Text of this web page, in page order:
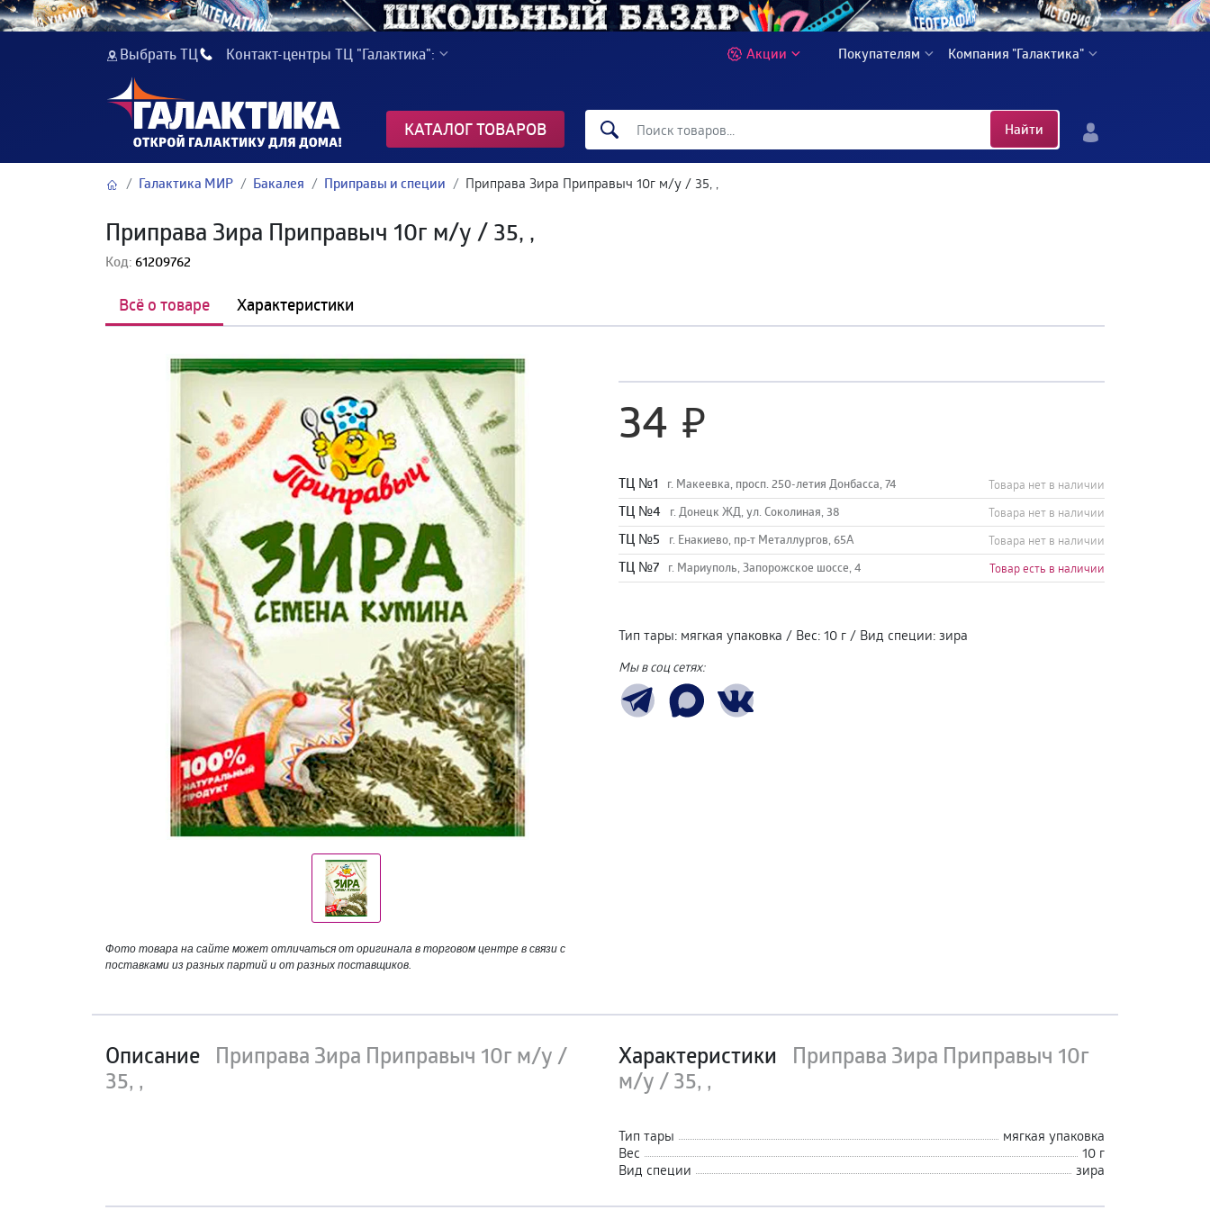
Выбрать ТЦ Контакт-центры ТЦ "Галактика": Акции Покупателям Компания "Галактика"
КАТАЛОГ ТОВАРОВ Найти
Галактика МИР Бакалея Приправы и специи Приправа Зира Приправыч 10г м/у / 35, ,
Приправа Зира Приправыч 10г м/у / 35, ,
Код: 61209762
Всё о товаре Характеристики
Фото товара на сайте может отличаться от оригинала в торговом центре в связи с
поставками из разных партий и от разных поставщиков.
34
TЦ №1 г. Макеевка, просп. 250-летия Донбасса, 74 Товара нет в наличии
TЦ №4 г. Донецк ЖД, ул. Соколиная, 38 Товара нет в наличии
TЦ №5 г. Енакиево, пр-т Металлургов, 65А Товара нет в наличии
ТЦ №7 г. Мариуполь, Запорожское шоссе, 4 Товар есть в наличии
Тип тары: мягкая упаковка / Вес: 10 г / Вид специи: зира
Мы в соц сетях:
Описание Приправа Зира Приправыч 10г м/у /
35, ,
Характеристики
Приправа Зира Приправыч 10г
м/у / 35, ,
Тип тары
мягкая упаковка
Вес
10 г
Вид специи
зира